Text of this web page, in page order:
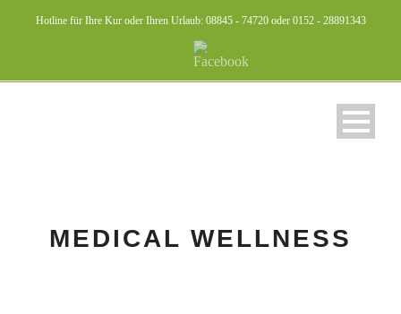
Hotline für Ihre Kur oder Ihren Urlaub: 08845 - 74720 oder 0152 - 28891343
MEDICAL WELLNESS